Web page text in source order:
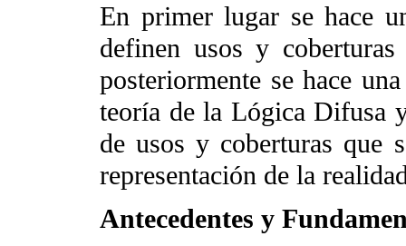
En primer lugar se hace
definen usos y
posteriormente se hace
teoría de la Lógica Difusa
de usos y coberturas que
representación de la
Antecedentes y